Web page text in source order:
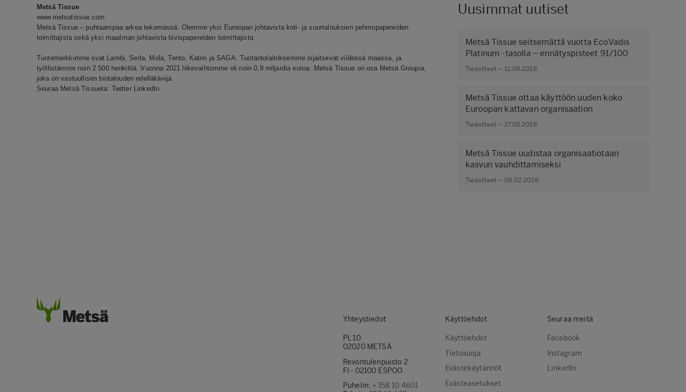
Metsä Tissue
www.metsatissue.com
Metsä Tissue – puhtaampaa arkea tekemässä. Olemme yksi Euroopan johtavista koti- ja suurtalouksien pehmopapereiden
toimittajista sekä yksi maailman johtavista tiivispapereiden toimittajista.
Tuotemerkkimme ovat Lambi, Serla, Mola, Tento, Katrin ja SAGA. Tuotantolaitoksemme sijaitsevat viidessä maassa, ja
työllistämme noin 2 500 henkilöä. Vuonna 2021 liikevaihtomme oli noin 0,9 miljardia euroa. Metsä Tissue on osa Metsä Groupia,
joka on vastuullisen biotalouden edelläkävijä.
Seuraa Metsä Tissueta: Twitter LinkedIn
Uusimmat uutiset
Metsä Tissue seitsemättä vuotta EcoVadis
Platinum -tasolla – ennätyspisteet 91/100
Tiedotteet – 12.06.2026
Metsä Tissue ottaa käyttöön uuden koko
Euroopan kattavan organisaation
Tiedotteet – 27.05.2026
Metsä Tissue uudistaa organisaatiotaan
kasvun vauhdittamiseksi
Tiedotteet – 06.02.2026
Yhteystiedot
PL 10
02020 METSÄ
Revontulenpuisto 2
FI - 02100 ESPOO
Puhelin: +358 10 4601
Käyttöehdot
Käyttöehdot
Tietosuoja
Evästekäytännöt
Evästeasetukset
Seuraa meitä
Facebook
Instagram
LinkedIn